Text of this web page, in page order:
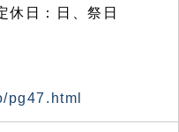
日：日、祭日
pg47.html